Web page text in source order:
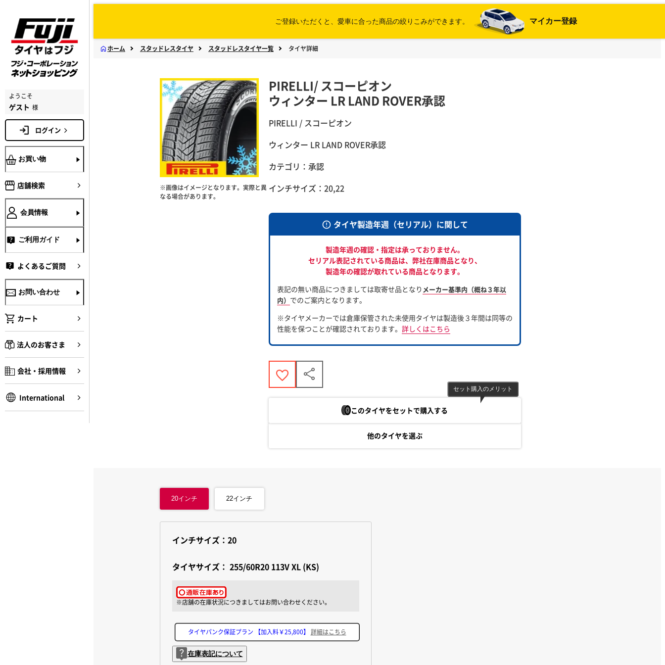
ようこそ
ゲスト 様
ログイン
お買い物
店舗検索
会員情報
ご利用ガイド
よくあるご質問
お問い合わせ
カート
法人のお客さま
会社・採用情報
International
ご登録いただくと、愛車に合った商品の絞りこみができます。 マイカー登録
ホーム スタッドレスタイヤ スタッドレスタイヤ一覧 タイヤ詳細
※画像はイメージとなります。実際と異
なる場合があります。
PIRELLI/スコーピオン
ウィンター LR LAND ROVER承認
PIRELLI / スコーピオン
ウィンター LR LAND ROVER承認
カテゴリ：承認
インチサイズ：20,22
タイヤ製造年週（セリアル）に関して
製造年週の確認・指定は承っておりません。
セリアル表記されている商品は、 弊社在庫商品となり、
製造年の確認が取れている商品となります。
表記の無い商品につきましては取寄せ品となり メーカー基準内（概ね３年以
内） でのご案内となります。
※タイヤメーカーでは倉庫保管された未使用タイヤは製造後３年間は同等の
性能を保つことが確認されております。 詳しくはこちら
セット購入のメリット
このタイヤをセットで購入する
他のタイヤを選ぶ
20インチ 22インチ
インチサイズ：20
タイヤサイズ： 255/60R20 113V XL (KS)
タイヤパンク保証プラン 【加入料￥25,800】 詳細はこちら
在庫表記について